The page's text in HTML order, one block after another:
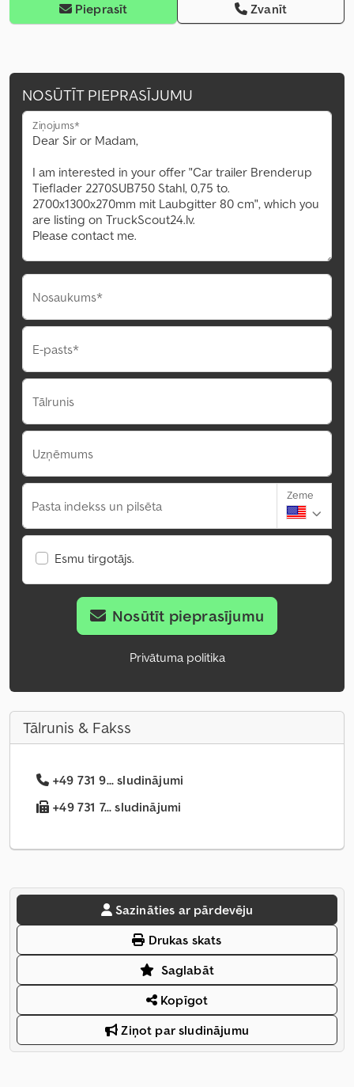
Pieprasīt Zvanīt
NOSŪTĪT PIEPRASĪJUMU
Ziņojums*
Nosaukums*
E-pasts*
Tālrunis
Uzņēmums
Pasta indekss un pilsēta
Zeme
Esmu tirgotājs.
Nosūtīt pieprasījumu
Privātuma politika
Tālrunis & Fakss
+49 731 9... sludinājumi
+49 731 7... sludinājumi
Sazināties ar pārdevēju
Drukas skats
Saglabāt
Kopīgot
Ziņot par sludinājumu